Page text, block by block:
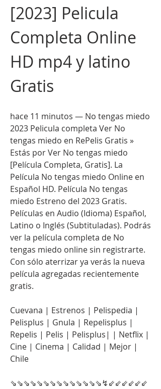
[2023] Pelicula
Completa Online
HD mp4 y latino
Gratis
hace 11 minutos — No tengas miedo
2023 Pelicula completa Ver No
tengas miedo en RePelis Gratis »
Estás por Ver No tengas miedo
[Película Completa, Gratis]. La
Película No tengas miedo Online en
Español HD. Película No tengas
miedo Estreno del 2023 Gratis.
Películas en Audio (Idioma) Español,
Latino o Inglés (Subtituladas). Podrás
ver la película completa de No
tengas miedo online sin registrarte.
Con sólo aterrizar ya verás la nueva
película agregadas recientemente
gratis.
Cuevana | Estrenos | Pelispedia |
Pelisplus | Gnula | Repelisplus |
Repelis | Pelis | Pelisplus| | Netflix |
Cine | Cinema | Calidad | Mejor |
Chile
⇘⇘⇘⇘⇘⇘⇘⇘⇘⇘⇘⇘⇘⇘↯⇙⇙⇙⇙⇙⇙